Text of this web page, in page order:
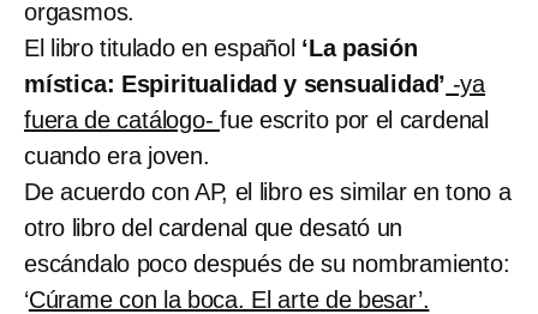
orgasmos.
El libro titulado en español‘La pasión
mística: Espiritualidad y sensualidad’ -ya
fuera de catálogo-fue escrito por el cardenal
cuando era joven.
De acuerdo con AP, el libro es similar en tono a
otro libro del cardenal que desató un
escándalo poco después de su nombramiento:
‘Cúrame con la boca. El arte de besar’.